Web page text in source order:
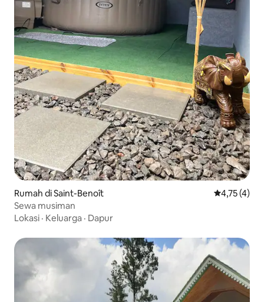
Rumah di Saint-Benoît Nilai rata-
4,75 (4)
Sewa musiman
Lokasi · Keluarga · Dapur